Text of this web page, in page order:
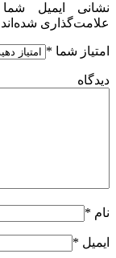
نشانی ایمیل
علامت‌گذاری شده‌اند
امتیاز شما *
نام *
ایمیل *